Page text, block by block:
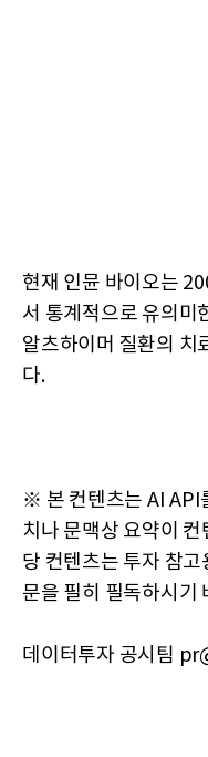
현재 인뮨 바이오는
서 통계적으로 유의미
알츠하이머 질환의 치
다.
※ 본 컨텐츠는 AI API
치나 문맥상 요약이 컨
당 컨텐츠는 투자 참
문을 필히 필독하시기
데이터투자 공시팀